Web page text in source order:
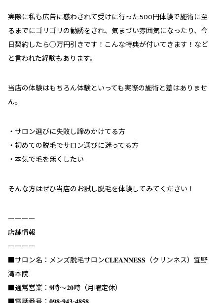
実際に私も広告に惑わされて受けに行った500円体験で施術に至
るまでにゴリゴリの勧誘をされ、気まづい雰囲気になったり、今
日契約したら○万円引きです！こんな特典が付いてきます！など
と言われた経験もあります。
当店の体験はもちろん体験といっても実際の施術と差はありませ
ん。
・サロン選びに失敗し諦めかけてる方
・初めての脱毛でサロン選びに迷ってる方
・本気で毛を無くしたい
そんな方はぜひ当店のお試し脱毛を体験してみてください！
ーーーー
店舗情報
ーーーー
■サロン名：メンズ脱毛サロン𝐂𝐋𝐄𝐀𝐍𝐍𝐄𝐒𝐒（クリンネス）宜野
湾本院
■通常営業：𝟗時～𝟐𝟎時（月曜定休）